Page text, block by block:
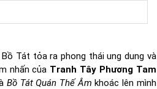
Tát tỏa ra phong thái ung dung và
nhấn của Tranh Tây Phương Tam
Bồ Tát Quán Thế Âm khoác lên mình